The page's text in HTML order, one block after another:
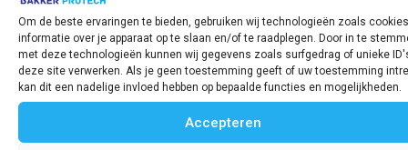
Om de beste ervaringen te bieden, gebruiken wij technologieën zoals
informatie over je apparaat op te slaan en/of te raadplegen. Door in te
met deze technologieën kunnen wij gegevens zoals surfgedrag of unieke
deze site verwerken. Als je geen toestemming geeft of uw toestemming
kan dit een nadelige invloed hebben op bepaalde functies en mogelijkheden.
Accepteren
Thermostaat pakking / thermostat gasket
869k G, 2G, 2J, 2H
€6,69 incl. BTW